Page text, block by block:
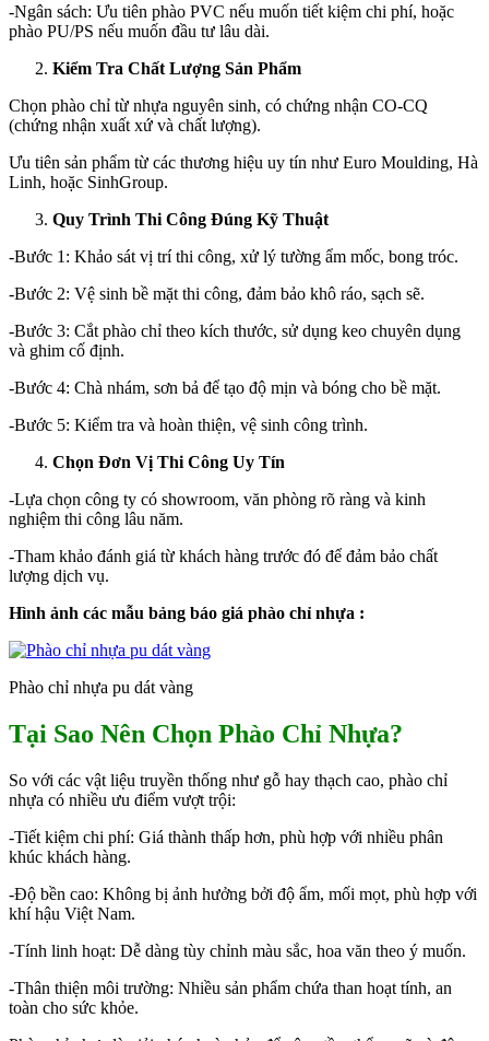
-Ngân sách: Ưu tiên phào PVC nếu muốn tiết kiệm chi phí, hoặc
phào PU/PS nếu muốn đầu tư lâu dài.
Kiểm Tra Chất Lượng Sản Phẩm
Chọn phào chỉ từ nhựa nguyên sinh, có chứng nhận CO-CQ
(chứng nhận xuất xứ và chất lượng).
Ưu tiên sản phẩm từ các thương hiệu uy tín như Euro Moulding, Hà
Linh, hoặc SinhGroup.
Quy Trình Thi Công Đúng Kỹ Thuật
-Bước 1: Khảo sát vị trí thi công, xử lý tường ẩm mốc, bong tróc.
-Bước 2: Vệ sinh bề mặt thi công, đảm bảo khô ráo, sạch sẽ.
-Bước 3: Cắt phào chỉ theo kích thước, sử dụng keo chuyên dụng
và ghim cố định.
-Bước 4: Chà nhám, sơn bả để tạo độ mịn và bóng cho bề mặt.
-Bước 5: Kiểm tra và hoàn thiện, vệ sinh công trình.
Chọn Đơn Vị Thi Công Uy Tín
-Lựa chọn công ty có showroom, văn phòng rõ ràng và kinh
nghiệm thi công lâu năm.
-Tham khảo đánh giá từ khách hàng trước đó để đảm bảo chất
lượng dịch vụ.
Hình ảnh các mẫu bảng báo giá phào chỉ nhựa :
Phào chỉ nhựa pu dát vàng
Tại Sao Nên Chọn Phào Chỉ Nhựa?
So với các vật liệu truyền thống như gỗ hay thạch cao, phào chỉ
nhựa có nhiều ưu điểm vượt trội:
-Tiết kiệm chi phí: Giá thành thấp hơn, phù hợp với nhiều phân
khúc khách hàng.
-Độ bền cao: Không bị ảnh hưởng bởi độ ẩm, mối mọt, phù hợp với
khí hậu Việt Nam.
-Tính linh hoạt: Dễ dàng tùy chỉnh màu sắc, hoa văn theo ý muốn.
-Thân thiện môi trường: Nhiều sản phẩm chứa than hoạt tính, an
toàn cho sức khỏe.